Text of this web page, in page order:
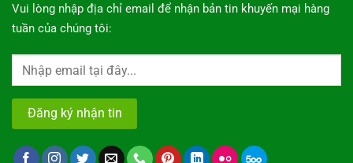
Vui lòng nhập địa chỉ email để nhận bản tin khuyến mại hàng
tuần của chúng tôi: